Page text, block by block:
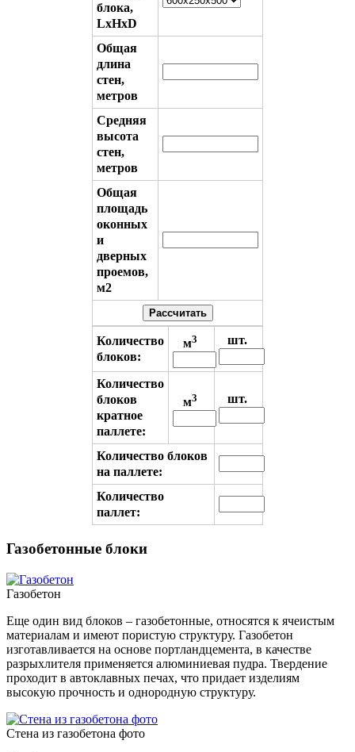
блока,
LxHxD
Общая
длина
стен,
метров
Средняя
высота
стен,
метров
Общая
площадь
оконных
и
дверных
проемов,
м2
Рассчитать
Количество
блоков:
м3 шт.
Количество
блоков
кратное
паллете:
м3 шт.
Количество блоков
на паллете:
Количество
паллет:
Газобетонные блоки
Газобетон
Еще один вид блоков – газобетонные, относятся к ячеистым
материалам и имеют пористую структуру. Газобетон
изготавливается на основе портландцемента, в качестве
разрыхлителя применяется алюминиевая пудра. Твердение
проходит в автоклавных печах, что придает изделиям
высокую прочность и однородную структуру.
Стена из газобетона фото